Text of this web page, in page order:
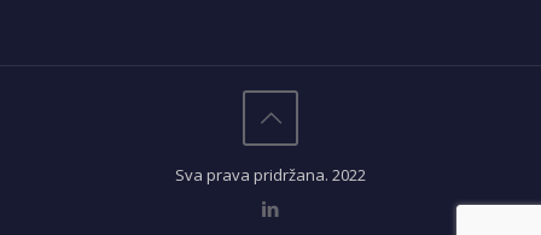
Sva prava pridržana. 2022